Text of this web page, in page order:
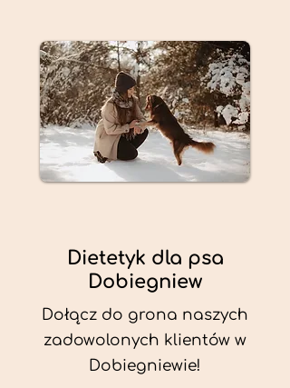
Dietetyk dla psa
Dobiegniew
Dołącz do grona naszych
zadowolonych klientów w
Dobiegniewie!